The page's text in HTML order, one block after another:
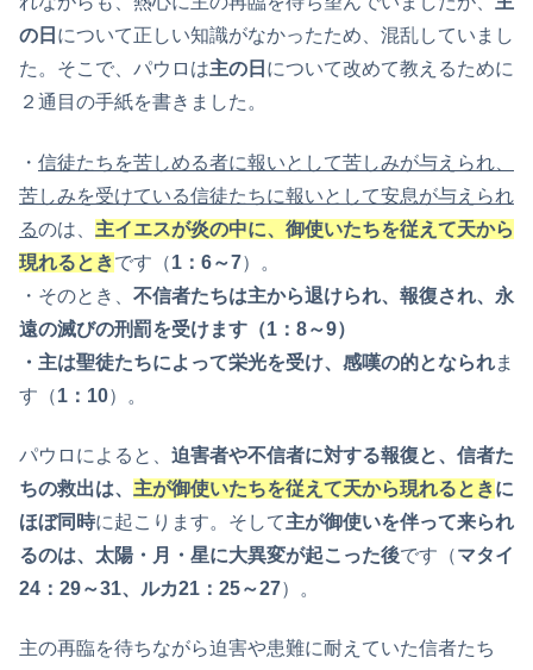
の日 について正しい知識がなかったため、混乱していまし
た。そこで、パウロは主の日 について改めて教えるために
２通目の手紙を書きました。
・ 信徒たちを苦しめる者に報いとして苦しみが与えられ、
苦しみを受けている信徒たちに報いとして安息が与えられ
るのは、 主イエスが炎の中に、御使いたちを従えて天から
現れるときです（1 ：6～7）。
・そのとき、 不信者たちは主から退けられ、報復され、永
遠の滅びの刑罰を受けます（1：8～9）
・主は聖徒たちによって栄光を受け、感嘆の的となられま
す（1 ：10）。
パウロによると、 迫害者や不信者に対する報復と、信者た
ちの救出は、 主が御使いたちを従えて天から現れるときに
ほぼ同時に起こります。そして主が御使いを伴って来られ
るのは、太陽・月・星に大異変が起こった後です（マタイ
24：29～31、ルカ21：25～27）。
主の再臨を待ちながら迫害や患難に耐えていた信者たち